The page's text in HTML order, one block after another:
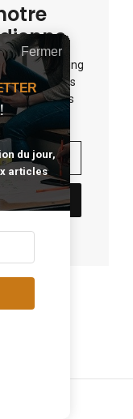
not in seeking
All journeys
the traveler is
Fermer
du jour,
articles